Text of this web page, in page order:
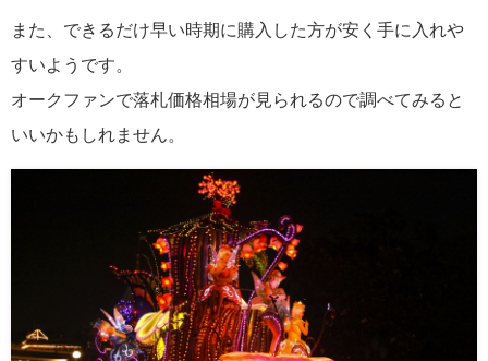
また、できるだけ早い時期に購入した方が安く手に入れや
すいようです。
オークファンで落札価格相場が見られるので調べてみると
いいかもしれません。